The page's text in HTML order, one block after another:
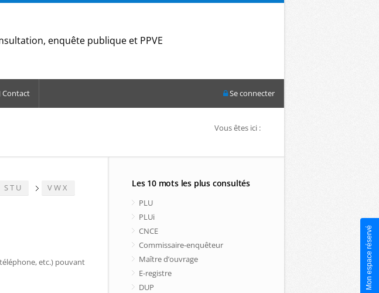
Mon espace réservé
enquête publique et PPVE
Contact Se connecter
Vous êtes ici :
STU
VWX
etc.) pouvant
Les 10 mots les plus consultés
PLU
PLUi
CNCE
Commissaire-enquêteur
Maître d’ouvrage
E-registre
DUP